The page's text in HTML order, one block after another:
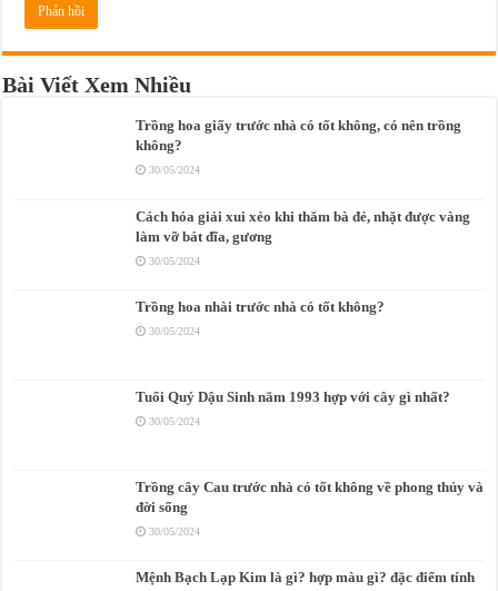
Bài Viết Xem Nhiều
Trồng hoa giấy trước nhà có tốt không, có nên trồng
không?
30/05/2024
Cách hóa giải xui xẻo khi thăm bà đẻ, nhặt được vàng
làm vỡ bát đĩa, gương
30/05/2024
Trồng hoa nhài trước nhà có tốt không?
30/05/2024
Tuổi Quý Dậu Sinh năm 1993 hợp với cây gì nhất?
30/05/2024
Trồng cây Cau trước nhà có tốt không về phong thủy và
đời sống
30/05/2024
Mệnh Bạch Lạp Kim là gì? hợp màu gì? đặc điểm tính